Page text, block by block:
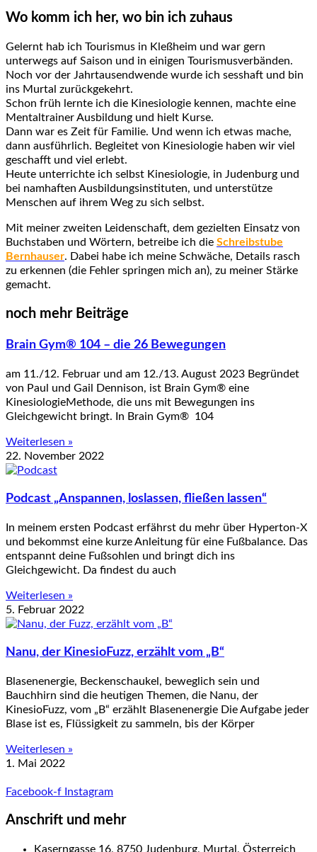
Wo komm ich her, wo bin ich zuhaus
Gelernt hab ich Tourismus in Kleßheim und war gern
unterwegs auf Saison und in einigen Tourismusverbänden.
Noch vor der Jahrtausendwende wurde ich sesshaft und bin
ins Murtal zurückgekehrt.
Schon früh lernte ich die Kinesiologie kennen, machte eine
Mentaltrainer Ausbildung und hielt Kurse.
Dann war es Zeit für Familie. Und wenn ich etwas mache,
dann ausführlich. Begleitet von Kinesiologie haben wir viel
geschafft und viel erlebt.
Heute unterrichte ich selbst Kinesiologie, in Judenburg und
bei namhaften Ausbildungsinstituten, und unterstütze
Menschen auf ihrem Weg zu sich selbst.
Mit meiner zweiten Leidenschaft, dem gezielten Einsatz von
Buchstaben und Wörtern, betreibe ich die Schreibstube
Bernhauser. Dabei habe ich meine Schwäche, Details rasch
zu erkennen (die Fehler springen mich an), zu meiner Stärke
gemacht.
noch mehr Beiträge
Brain Gym® 104 – die 26 Bewegungen
am 11./12. Februar und am 12./13. August 2023 Begründet
von Paul und Gail Dennison, ist Brain Gym® eine
KinesiologieMethode, die uns mit Bewegungen ins
Gleichgewicht bringt. In Brain Gym® 104
Weiterlesen »
22. November 2022
Podcast „Anspannen, loslassen, fließen lassen“
In meinem ersten Podcast erfährst du mehr über Hyperton-X
und bekommst eine kurze Anleitung für eine Fußbalance. Das
entspannt deine Fußsohlen und bringt dich ins
Gleichgewicht. Da findest du auch
Weiterlesen »
5. Februar 2022
Nanu, der KinesioFuzz, erzählt vom „B“
Blasenenergie, Beckenschaukel, beweglich sein und
Bauchhirn sind die heutigen Themen, die Nanu, der
KinesioFuzz, vom „B“ erzählt Blasenenergie Die Aufgabe jeder
Blase ist es, Flüssigkeit zu sammeln, bis der Körper
Weiterlesen »
1. Mai 2022
Facebook-f Instagram
Anschrift und mehr
Kaserngasse 16, 8750 Judenburg, Murtal, Österreich